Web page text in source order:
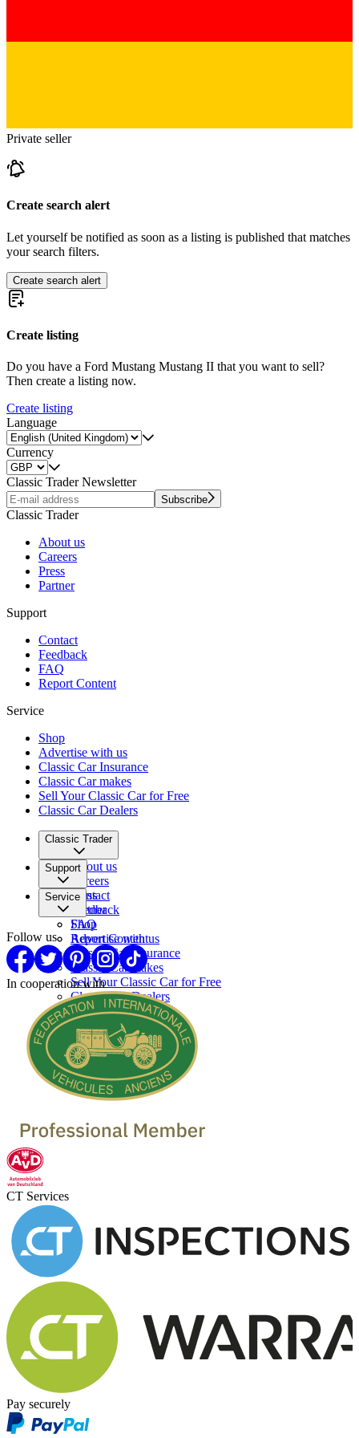
Private seller
Create search alert
Let yourself be notified as soon as a listing is published that matches
your search filters.
Create search alert
Create listing
Do you have a Ford Mustang Mustang II that you want to sell?
Then create a listing now.
Create listing
Language
Currency
Classic Trader Newsletter
Subscribe
Classic Trader
About us
Careers
Press
Partner
Support
Contact
Feedback
FAQ
Report Content
Service
Shop
Advertise with us
Classic Car Insurance
Classic Car makes
Sell Your Classic Car for Free
Classic Car Dealers
Classic Trader
About us
Careers
Press
Partner
Support
Contact
Feedback
FAQ
Report Content
Service
Shop
Advertise with us
Classic Car Insurance
Classic Car makes
Sell Your Classic Car for Free
Classic Car Dealers
Follow us
In cooperation with
CT Services
Pay securely